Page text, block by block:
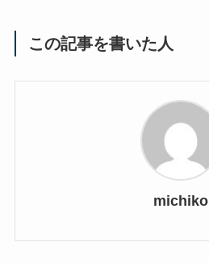
この記事を書いた人
michiko